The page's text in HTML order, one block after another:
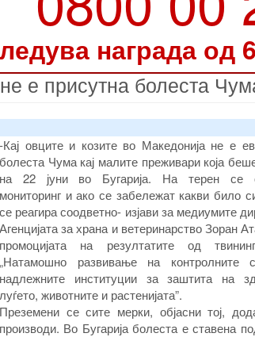
награда од
е присутна болеста
-Кај овците и козите во Македонија не е
болеста Чума кај малите преживари која
на 22 јуни во Бугарија. На терен се
мониторинг и ако се забележат какви било
се реагира соодветно- изјави за медиумите
Агенцијата за храна и ветеринарство Зоран
промоцијата на резултатите од
„Натамошно развивање на контролните
надлежните институции за заштита на
луѓето, животните и растенијата”.
Преземени се сите мерки, објасни тој,
Во Бугарија болеста е ставена